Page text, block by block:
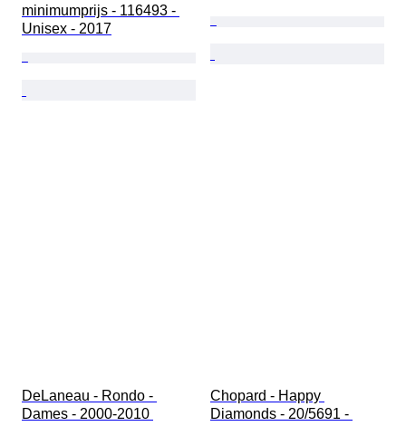
minimumprijs - 116493 -
Unisex - 2017
DeLaneau - Rondo -
Dames - 2000-2010
Chopard - Happy
Diamonds - 20/5691 -